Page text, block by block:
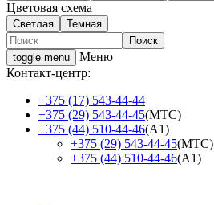
Цветовая схема
Светлая Темная
toggle menu
Меню
Контакт-центр:
+375 (17) 543-44-44
+375 (29) 543-44-45(МТС)
+375 (44) 510-44-46(А1)
+375 (29) 543-44-45(МТС)
+375 (44) 510-44-46(А1)